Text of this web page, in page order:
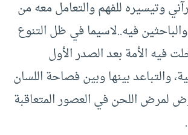
وتيسيره للفهم والتعامل معه من
فيه..لاسيما في ظل التنوع
فيه الأمة بعد الصدر الأول
والتباعد بينها وبين فصاحة اللسان
لمرض اللحن في العصور المتعاقبة